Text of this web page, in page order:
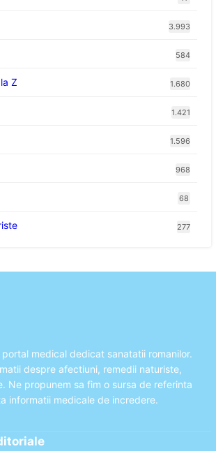
3.993
584
Z 1.680
1.421
1.596
968
68
277
medical dedicat sanatatii romanilor.
despre afectiuni, remedii naturiste,
Ne propunem sa fim o sursa de referinta
informatii medicale de incredere.